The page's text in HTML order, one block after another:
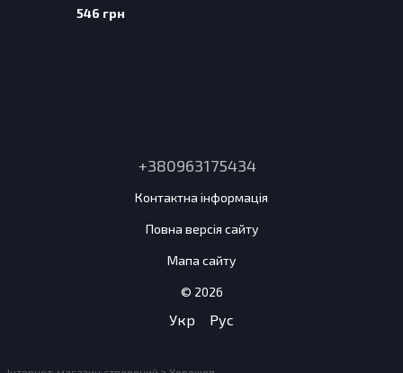
546 грн
+380963175434
Контактна інформація
Повна версія сайту
Мапа сайту
© 2026
Укр Рус